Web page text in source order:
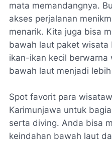
mata memandangnya.
akses perjalanan
menarik. Kita juga bisa
bawah laut paket wisata
ikan-ikan kecil berwarna
bawah laut menjadi
Spot favorit para
Karimunjawa untuk
serta diving. Anda bisa
keindahan bawah laut